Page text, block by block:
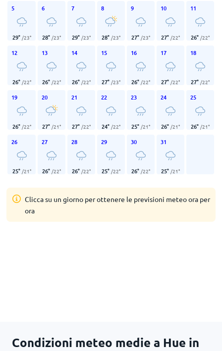
5
29° /23°
6
28° /23°
7
29° /23°
8
28° /23°
9
27° /23°
10
27° /22°
11
26° /22°
12
26° /22°
13
26° /22°
14
26° /22°
15
27° /23°
16
26° /22°
17
27° /22°
18
27° /22°
19
26° /22°
20
27° /21°
21
27° /22°
22
24° /22°
23
25° /21°
24
26° /21°
25
26° /21°
26
25° /21°
27
26° /22°
28
26° /22°
29
25° /22°
30
26° /22°
31
25° /21°
Clicca su un giorno per ottenere le previsioni meteo ora per
ora
Condizioni meteo medie a Hue in